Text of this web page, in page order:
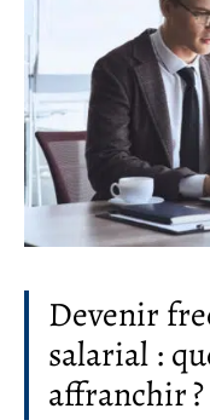
Devenir
salarial :
affranchir ?